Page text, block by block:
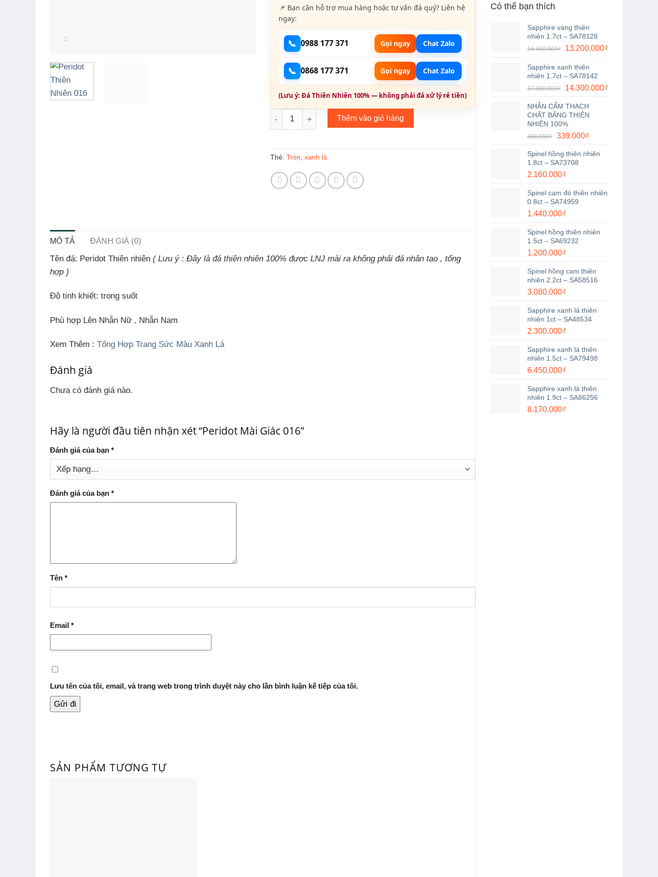
Có thể bạn thích
Sapphire vàng thiên
nhiên 1.7ct – SA78128
16.400.000₫
Giá
là:
16.400.000₫.
13.200.000₫Giá
13.200.000₫.
Sapphire xanh thiên
nhiên 1.7ct – SA78142
17.300.000₫
Giá
là:
17.300.000₫.
14.300.000₫Giá
NHẪN CẨM THẠCH
CHẤT BĂNG THIÊN
NHIÊN 100%
600.000₫
Giá
là:
600.000₫.
339.000₫Giá
tại
Spinel hồng thiên nhiên
1.8ct – SA73708
2.160.000₫
Spinel cam đỏ thiên nhiên
0.8ct – SA74959
1.440.000₫
Spinel hồng thiên nhiên
1.5ct – SA69232
1.200.000₫
Spinel hồng cam thiên
nhiên 2.2ct – SA58516
3.080.000₫
Sapphire xanh lá thiên
nhiên 1ct – SA48534
2.300.000₫
Sapphire xanh lá thiên
nhiên 1.5ct – SA79498
6.450.000₫
Sapphire xanh lá thiên
nhiên 1.9ct – SA86256
8.170.000₫
📌 Bạn cần hỗ trợ mua hàng hoặc tư vấn đá quý? Liên hệ
ngay:
📞 0988 177 371 Gọi ngay Chat Zalo
📞 0868 177 371 Gọi ngay Chat Zalo
(Lưu ý: Đá Thiên Nhiên 100% — không phải đá xử lý rẻ tiền)
Peridot Mài Giác 016 số lượng
Thêm vào giỏ hàng
Thẻ: Tròn, xanh lá
MÔ TẢ ĐÁNH GIÁ (0)
Tên đá: Peridot Thiên nhiên ( Lưu ý : Đây là đá thiên nhiên 100% được LNJ mài ra không phải đá nhân tạo , tổng
hợp )
Độ tinh khiết: trong suốt
Phù hợp Lên Nhẫn Nữ , Nhẫn Nam
Xem Thêm : Tổng Hợp Trang Sức Màu Xanh Lá
Đánh giá
Chưa có đánh giá nào.
Hãy là người đầu tiên nhận xét “Peridot Mài Giác 016”
Đánh giá của bạn *
Đánh giá của bạn *
Tên *
Email *
Lưu tên của tôi, email, và trang web trong trình duyệt này cho lần bình luận kế tiếp của tôi.
SẢN PHẨM TƯƠNG TỰ